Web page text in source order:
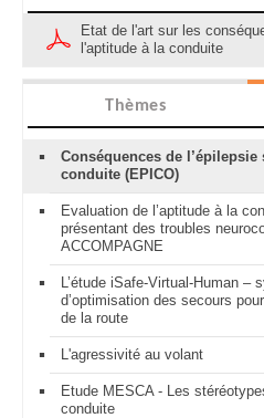
Etat de l'art sur les
l'aptitude à la conduite
Thèmes
Conséquences de l’épilepsie
conduite (EPICO)
Evaluation de l’aptitude à la
présentant des troubles
ACCOMPAGNE
L’étude iSafe-Virtual-Human –
d’optimisation des secours
de la route
L'agressivité au volant
Etude MESCA - Les
conduite